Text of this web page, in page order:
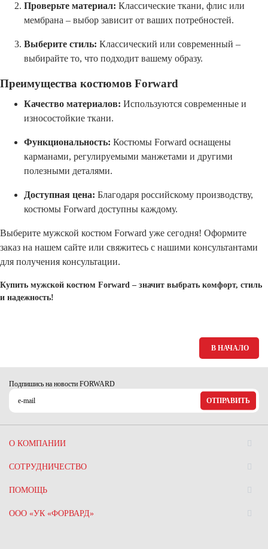
Проверьте материал: Классические ткани, флис или
мембрана – выбор зависит от ваших потребностей.
Выберите стиль: Классический или современный –
выбирайте то, что подходит вашему образу.
Преимущества костюмов Forward
Качество материалов: Используются современные и
износостойкие ткани.
Функциональность: Костюмы Forward оснащены
карманами, регулируемыми манжетами и другими
полезными деталями.
Доступная цена: Благодаря российскому производству,
костюмы Forward доступны каждому.
Выберите мужской костюм Forward уже сегодня! Оформите
заказ на нашем сайте или свяжитесь с нашими консультантами
для получения консультации.
Купить мужской костюм Forward – значит выбрать комфорт, стиль
и надежность!
В НАЧАЛО
Подпишись на новости FORWARD
ОТПРАВИТЬ
О КОМПАНИИ
СОТРУДНИЧЕСТВО
ПОМОЩЬ
ООО «УК «ФОРВАРД»